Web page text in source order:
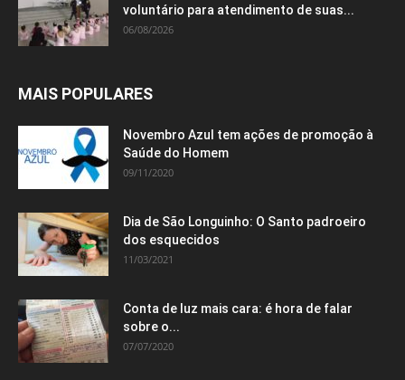
voluntário para atendimento de suas...
06/08/2026
MAIS POPULARES
Novembro Azul tem ações de promoção à
Saúde do Homem
09/11/2020
Dia de São Longuinho: O Santo padroeiro
dos esquecidos
11/03/2021
Conta de luz mais cara: é hora de falar
sobre o...
07/07/2020